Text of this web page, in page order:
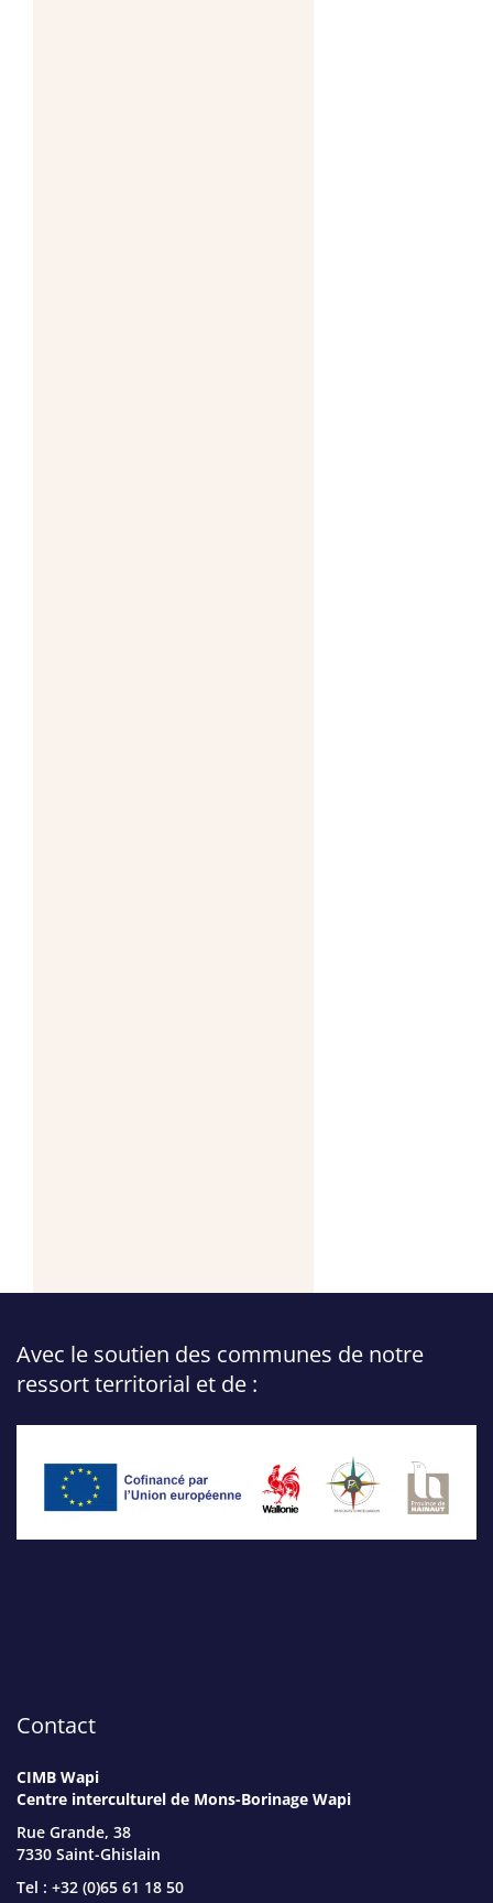
Avec le soutien des communes de notre
ressort territorial et de :
Contact
CIMB Wapi
Centre interculturel de Mons-Borinage Wapi
Rue Grande, 38
7330 Saint-Ghislain
Tel : +32 (0)65 61 18 50